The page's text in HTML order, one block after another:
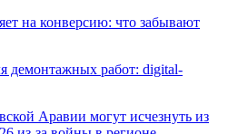
на конверсию: что забывают
демонтажных работ: digital-
Аравии могут исчезнуть из